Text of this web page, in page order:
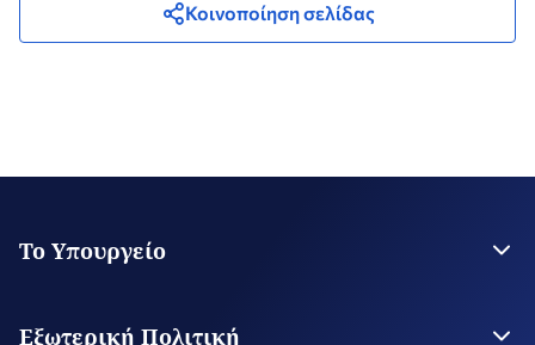
Κοινοποίηση σελίδας
Το Υπουργείο
Στρατηγικό Σχέδιο
Εξωτερική Πολιτική